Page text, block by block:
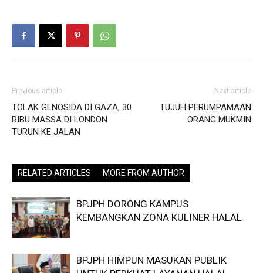
Previous article
TOLAK GENOSIDA DI GAZA, 30
RIBU MASSA DI LONDON
TURUN KE JALAN
Next article
TUJUH PERUMPAMAAN
ORANG MUKMIN
RELATED ARTICLES MORE FROM AUTHOR
BPJPH DORONG KAMPUS
KEMBANGKAN ZONA KULINER HALAL
BPJPH HIMPUN MASUKAN PUBLIK